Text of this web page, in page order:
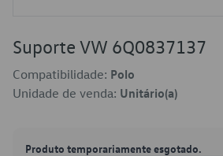
Suporte VW 6Q0837137
Compatibilidade: Polo
Unidade de venda: Unitário(a)
Produto temporariamente esgotado.